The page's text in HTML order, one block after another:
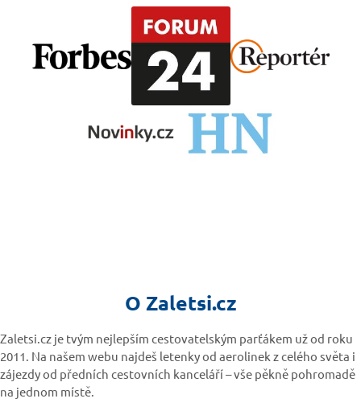
O Zaletsi.cz
Zaletsi.cz je tvým nejlepším cestovatelským parťákem už od roku
2011. Na našem webu najdeš letenky od aerolinek z celého světa i
zájezdy od předních cestovních kanceláří – vše pěkně pohromadě
na jednom místě.